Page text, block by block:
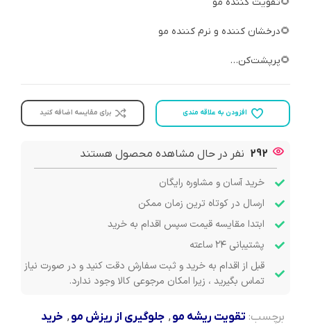
🌻درخشان کننده و نرم کننده مو
🌻پرپشت‌کن…
افزودن به علاقه مندی برای مقایسه اضافه کنید
292 نفر در حال مشاهده محصول هستند
خرید آسان و مشاوره رایگان
ارسال در کوتاه ترین زمان ممکن
ابتدا مقایسه قیمت سپس اقدام به خرید
پشتیبانی ۲۴ ساعته
قبل از اقدام به خرید و ثبت سفارش دقت کنید و در صورت نیاز
تماس بگیرید ، زیرا امکان مرجوعی کالا وجود ندارد.
برچسب: تقویت ریشه مو, جلوگیری از ریزش مو, خرید